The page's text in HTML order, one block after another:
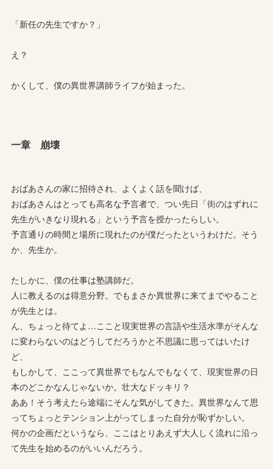
「新任の先生ですか？」
え？
かくして、僕の異世界講師ライフが始まった。
一章 崩壊
おばあさんの家に招待され、よくよく話を聞けば、
おばあさんはとっても高名な予言者で、つい先日「街のはずれに
先生がいきなり現れる」という予言を授かったらしい。
予言通りの時間と場所に現れたのが僕だったというわけだ。そう
か、先生か。
たしかに、僕の仕事は塾講師だ。
人に教えるのは得意分野。でもまさか異世界に来てまでやること
が先生とは。
ん、ちょっと待てよ…ここと現実世界の言語や生活水準がそんな
に変わらないのはどうしてだろうかと不思議に思ってはいたけ
ど、
もしかして、ここって異世界でもなんでもなくて、現実世界の日
本のどこかなんじゃないか。壮大なドッキリ？
ああ！そう考えたら途端にそんな気がしてきた。異世界なんて思
ってちょっとテンション上がってしまった自分が恥ずかしい。
何かの企画だというなら、ここはとりあえず大人しく流れに沿っ
て先生を始めるのがいいんだろう。